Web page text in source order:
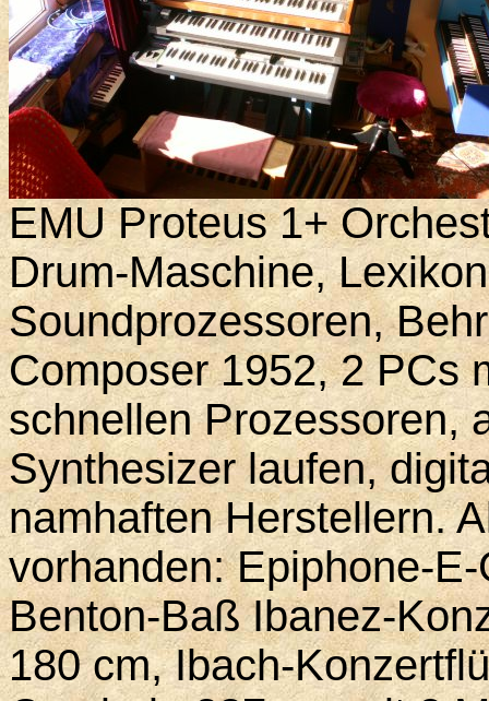
EMU Proteus 1+
Drum-Maschine,
Soundprozessoren,
Composer 1952, 2 PCs
schnellen Prozessoren,
Synthesizer laufen,
namhaften Herstellern.
vorhanden: Epiphone-
Benton-Baß Ibanez-
180 cm, Ibach-